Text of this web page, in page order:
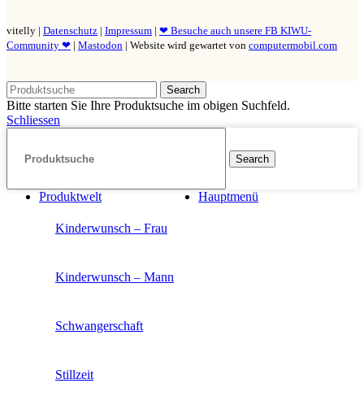
vitelly | Datenschutz | Impressum | ❤ Besuche auch unsere FB KIWU-
Community ❤ | Mastodon | Website wird gewartet von computermobil.com
Search
Bitte starten Sie Ihre Produktsuche im obigen Suchfeld.
Schliessen
Search
Hauptmenü
Produktwelt
Kinderwunsch – Frau
Kinderwunsch – Mann
Schwangerschaft
Stillzeit